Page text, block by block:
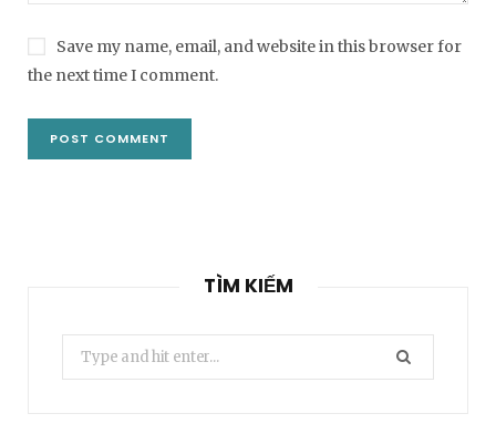
Save my name, email, and website in this browser for
the next time I comment.
TÌM KIẾM
Search
for: